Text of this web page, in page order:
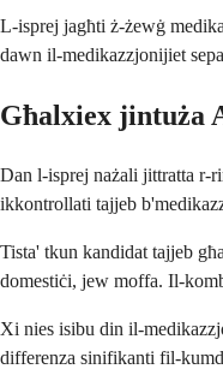
L-isprej jagħti ż-żewġ
dawn il-medikazzjonijiet
Għalxiex jintuża
Dan l-isprej nażali jittratta r-
ikkontrollati tajjeb
Tista' tkun kandidat tajjeb
domestiċi, jew moffa. Il-
Xi nies isibu din il-
differenza sinifikanti fil-